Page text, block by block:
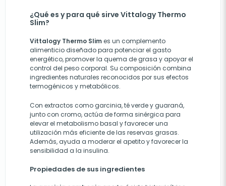
¿Qué es y para qué sirve Vittalogy Thermo
Slim?
Vittalogy Thermo Slimes un complemento
alimenticio diseñado para potenciar el gasto
energético, promover la quema de grasa y apoyar el
control del peso corporal. Su composición combina
ingredientes naturales reconocidos por sus efectos
termogénicos y metabólicos.
Con extractos como garcinia, té verde y guaraná,
junto con cromo, actúa de forma sinérgica para
elevar el metabolismo basal y favorecer una
utilización más eficiente de las reservas grasas.
Además, ayuda a moderar el apetito y favorecer la
sensibilidad a la insulina.
Propiedades de sus ingredientes